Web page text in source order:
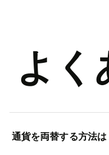
よく
通貨を両替する方法は